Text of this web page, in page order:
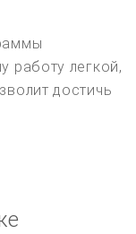
работу легкой,
достичь